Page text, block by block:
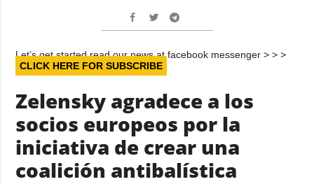
Let’s get started read our news at facebook messenger > > >
CLICK HERE FOR SUBSCRIBE
Zelensky agradece a los
socios europeos por la
iniciativa de crear una
coalición antibalística